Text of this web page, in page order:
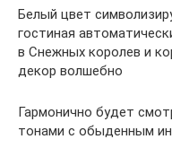
Белый цвет
гостиная
в Снежных королев и
декор волшебно
Гармонично будет
тонами с обыденным